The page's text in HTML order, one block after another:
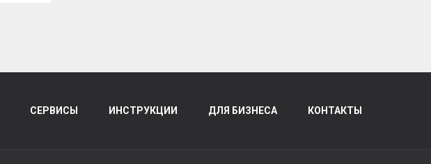
СЕРВИСЫ ИНСТРУКЦИИ ДЛЯ БИЗНЕСА КОНТАКТЫ